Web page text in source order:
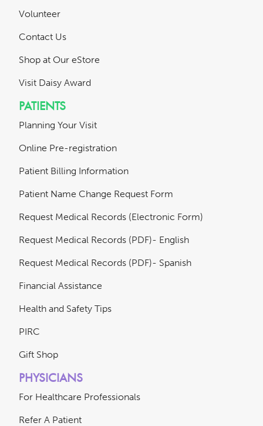
Volunteer
Contact Us
Shop at Our eStore
Visit Daisy Award
PATIENTS
Planning Your Visit
Online Pre-registration
Patient Billing Information
Patient Name Change Request Form
Request Medical Records (Electronic Form)
Request Medical Records (PDF)- English
Request Medical Records (PDF)- Spanish
Financial Assistance
Health and Safety Tips
PIRC
Gift Shop
PHYSICIANS
For Healthcare Professionals
Refer A Patient